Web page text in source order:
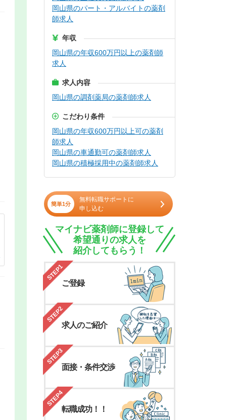
岡山県のパート・アルバイトの薬剤
師求人
年収
岡山県の年収600万円以上の薬剤師
求人
求人内容
岡山県の調剤薬局の薬剤師求人
こだわり条件
岡山県の年収600万円以上可の薬剤
師求人
岡山県の車通勤可の薬剤師求人
岡山県の積極採用中の薬剤師求人
簡単1分
無料転職サポートに
申し込む
マイナビ薬剤師に登録して
希望通りの求人を
紹介してもらう！
STEP1
ご登録
STEP2
求人のご紹介
STEP3
面接・条件交渉
STEP4
転職成功！！